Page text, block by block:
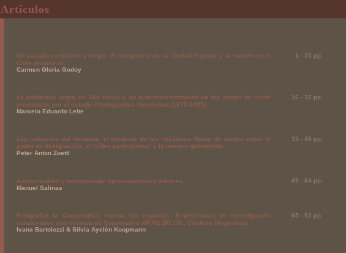
Artículos
Un pasado en blanco y negro: El imaginario de la Unidad Popular y la nación en el
Chile dictatorial.
Carmen Gloria Godoy
1 - 15 pp.
La población negra en São Paulo y su auto-representación en las cartes de visite
producidas por el estudio Photographia Americana (1875-1885).
Marcelo Eduardo Leite
16 - 32 pp.
Las imágenes del nordeste, el nordeste de las imágenes. Notas de campo sobre el
poder de designación, el ‘vídeo participativo’ y la imagen quilombola.
Peter Anton Zoettl
33 - 48 pp.
Audiovisuales y antropología: aproximaciones teóricas.
Manuel Salinas
49 - 64 pp.
Fotografiar la Cooperativa, marcar los espacios. Experiencias de investigación
colaborativa con vecinos de Cooperativa AR.PE.BO.CH., Córdoba (Argentina).
Ivana Bartolozzi & Silvia Ayelén Koopmann
65 - 92 pp.